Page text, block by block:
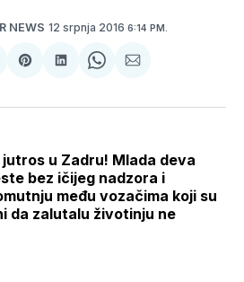
NEWS 12 srpnja 2016 6:14 PM.
SharepodijeliSharepodijeli
u Zadru! Mlada deva
bez ičijeg nadzora i
među vozačima koji su
da zalutalu životinju ne